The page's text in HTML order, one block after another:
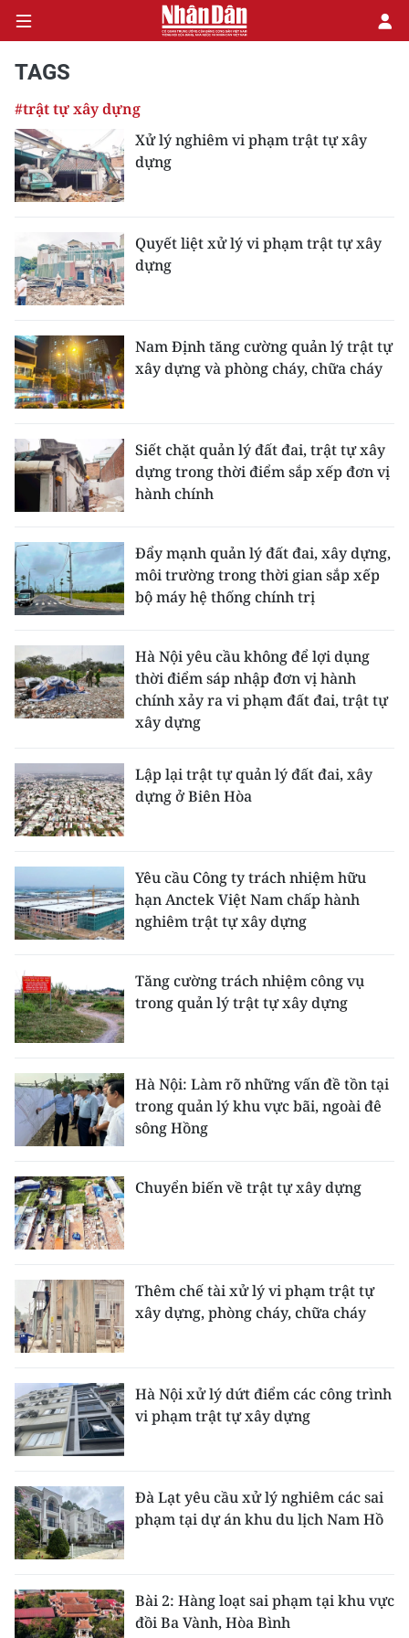
CHÍNH TRỊ
KINH TẾ
XÃ HỘI
PHÁP LUẬT
DU LỊCH
THẾ GIỚI
GIÁO DỤC
KHOA HỌC - CÔNG NGHỆ
MÔI TRƯỜNG
BẠN ĐỌC
KIỂM CHỨNG THÔNG TIN
54 DÂN TỘC VIỆT NAM
CHƯƠNG TRÌNH OCOP - MỖI XÃ
RADIO
E-Magazine
Video
Media Chính trị
Media Kinh tế
Media Xã hội
Media Pháp luật
Media Du lịch
Media Thế giới
Media Thể thao
Media Giáo dục
Media Y tế
Media Môi trường
Ảnh
Infographic
TAGS
#trật tự xây dựng
Xử lý nghiêm vi phạm trật tự xây
dựng
Quyết liệt xử lý vi phạm trật tự xây
dựng
Nam Định tăng cường quản lý trật tự
xây dựng và phòng cháy, chữa cháy
Siết chặt quản lý đất đai, trật tự xây
dựng trong thời điểm sắp xếp đơn vị
hành chính
Đẩy mạnh quản lý đất đai, xây dựng,
môi trường trong thời gian sắp xếp
bộ máy hệ thống chính trị
Hà Nội yêu cầu không để lợi dụng
thời điểm sáp nhập đơn vị hành
chính xảy ra vi phạm đất đai, trật tự
xây dựng
Lập lại trật tự quản lý đất đai, xây
dựng ở Biên Hòa
Yêu cầu Công ty trách nhiệm hữu
hạn Anctek Việt Nam chấp hành
nghiêm trật tự xây dựng
Tăng cường trách nhiệm công vụ
trong quản lý trật tự xây dựng
Hà Nội: Làm rõ những vấn đề tồn tại
trong quản lý khu vực bãi, ngoài đê
sông Hồng
Chuyển biến về trật tự xây dựng
Thêm chế tài xử lý vi phạm trật tự
xây dựng, phòng cháy, chữa cháy
Hà Nội xử lý dứt điểm các công trình
vi phạm trật tự xây dựng
Đà Lạt yêu cầu xử lý nghiêm các sai
phạm tại dự án khu du lịch Nam Hồ
Bài 2: Hàng loạt sai phạm tại khu vực
đồi Ba Vành, Hòa Bình